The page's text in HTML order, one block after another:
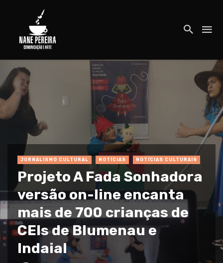
JORNALISMO CULTURAL NOTÍCIAS NOTÍCIAS CULTURAIS
Projeto A Fada Sonhadora
versão on-line encanta
mais de 700 crianças de
CEIs de Blumenau e
Indaial